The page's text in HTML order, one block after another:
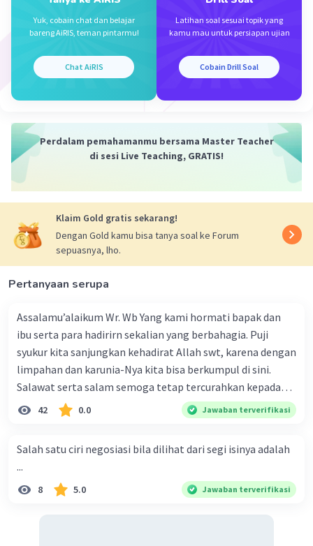
Yuk, cobain chat dan belajar
bareng AiRIS, teman pintarmu!
Chat AiRIS
Latihan soal sesuai topik yang
kamu mau untuk persiapan ujian
Cobain Drill Soal
Perdalam pemahamanmu bersama Master Teacher
di sesi Live Teaching, GRATIS!
Klaim Gold gratis sekarang!
Dengan Gold kamu bisa tanya soal ke Forum
sepuasnya, lho.
Pertanyaan serupa
Assalamu’alaikum Wr. Wb Yang kami hormati bapak dan
ibu serta para hadirirn sekalian yang berbahagia. Puji
syukur kita sanjungkan kehadirat Allah swt, karena dengan
limpahan dan karunia-Nya kita bisa berkumpul di sini.
Salawat serta salam semoga tetap tercurahkan kepada
junjungan Nabi besar Muhammad saw, karena beliau
menyiarkan agama yang haq, yakni agama islam, agama
ke dalam umat-Nya yang diberkahi. Amin ya rabbal alamin.
Hadirin sekalian yang berbahagia! Dirasa amat penting
sekali jiwa sosial untuk diterapkan di lingkungan keluarga,
42 0.0 Jawaban terverifikasi
Salah satu ciri negosiasi bila dilihat dari segi isinya adalah
...
8 5.0 Jawaban terverifikasi